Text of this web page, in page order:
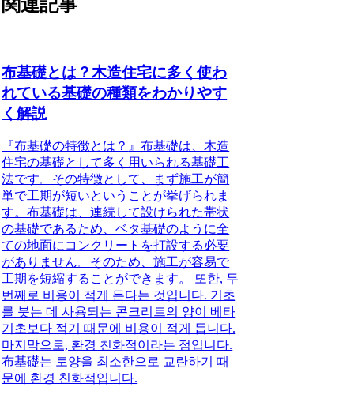
関連記事
布基礎とは？木造住宅に多く使わ
れている基礎の種類をわかりやす
く解説
『布基礎の特徴とは？ 』布基礎は、木造
住宅の基礎として多く用いられる基礎工
法です。その特徴として、まず施工が簡
単で工期が短いということが挙げられま
す。布基礎は、連続して設けられた帯状
の基礎であるため、ベタ基礎のように全
ての地面にコンクリートを打設する必要
がありません。そのため、施工が容易で
工期を短縮することができます。 또한, 두
번째로 비용이 적게 든다는 것입니다. 기초
를 붓는 데 사용되는 콘크리트의 양이 베타
기초보다 적기 때문에 비용이 적게 듭니다.
마지막으로, 환경 친화적이라는 점입니다.
布基礎는 토양을 최소한으로 교란하기 때
문에 환경 친화적입니다.